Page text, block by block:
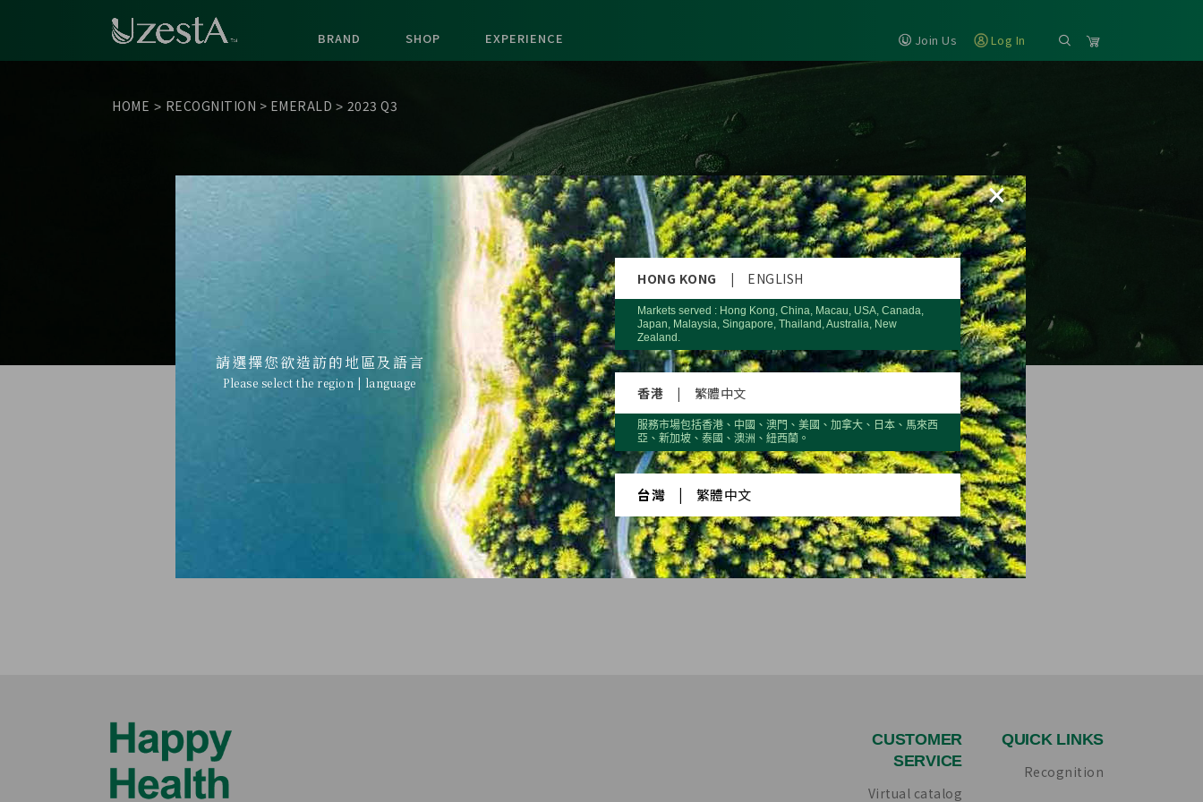
BRAND SHOP EXPERIENCE Join Us Log In
HOME > RECOGNITION > EMERALD > 2023 Q3
2023 2024 2025
Quarter 2 Quarter 3
CUSTOMER
SERVICE
Virtual catalog
QUICK LINKS
Recognition
×
請選擇您欲造訪的地區及語言
Please select the region | language
HONG KONG | ENGLISH
Markets served : Hong Kong, China, Macau, USA, Canada,
Japan, Malaysia, Singapore, Thailand, Australia, New
Zealand.
香港 | 繁體中文
服務市場包括香港、中國、澳門、美國、加拿大、日本、馬來西
亞、新加坡、泰國、澳洲、紐西蘭。
台灣 繁體中文